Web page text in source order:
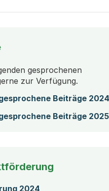
gesprochenen
zur Verfügung.
Beiträge 2024
Beiträge 2025
2024